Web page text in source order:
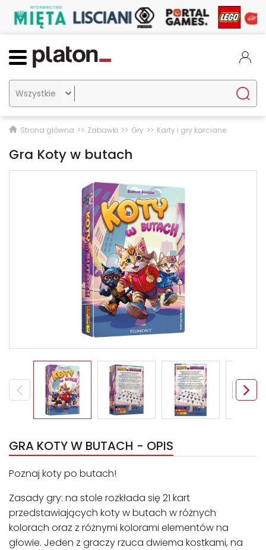

Strona główna Zabawki Gry Karty i gry karciane
Gra Koty w butach
GRA KOTY W BUTACH - OPIS
Poznaj koty po butach!
Zasady gry: na stole rozkłada się 21 kart
przedstawiających koty w butach w różnych
kolorach oraz z różnymi kolorami elementów na
głowie. Jeden z graczy rzuca dwiema kostkami, na